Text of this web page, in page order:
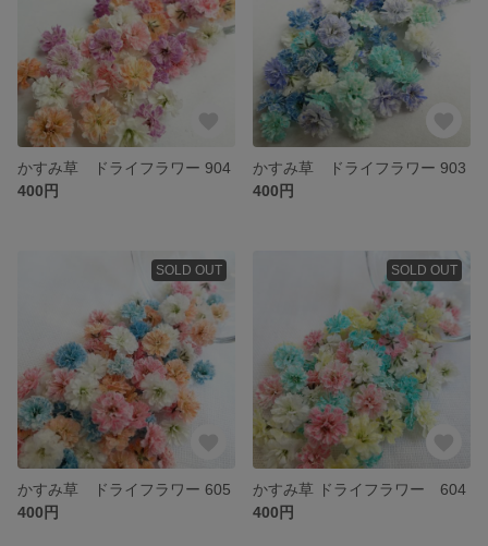
かすみ草 ドライフラワー 904
400円
かすみ草 ドライフラワー 903
400円
SOLD OUT
かすみ草 ドライフラワー 605
400円
SOLD OUT
かすみ草 ドライフラワー 604
400円